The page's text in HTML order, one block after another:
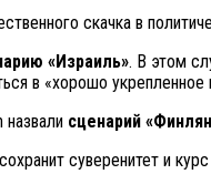
скачка в
«Израиль». В этом
в «хорошо укрепленное
сценарий
суверенитет и